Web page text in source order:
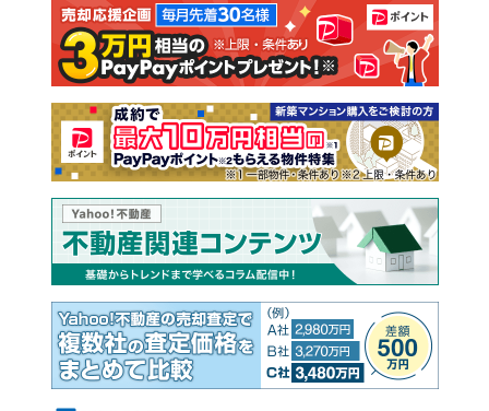
注文住宅 土地
売却査定